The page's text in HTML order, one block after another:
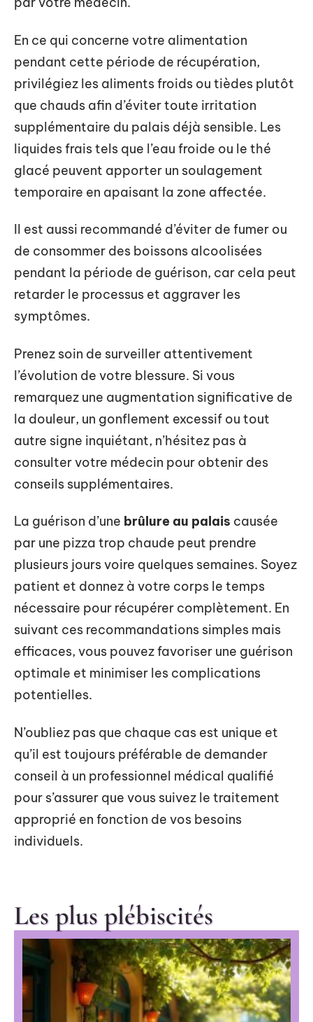
En ce qui concerne votre alimentation
pendant cette période de récupération,
privilégiez les aliments froids ou tièdes plutôt
que chauds afin d’éviter toute irritation
supplémentaire du palais déjà sensible. Les
liquides frais tels que l’eau froide ou le thé
glacé peuvent apporter un soulagement
temporaire en apaisant la zone affectée.
Il est aussi recommandé d’éviter de fumer ou
de consommer des boissons alcoolisées
pendant la période de guérison, car cela peut
retarder le processus et aggraver les
symptômes.
Prenez soin de surveiller attentivement
l’évolution de votre blessure. Si vous
remarquez une augmentation significative de
la douleur, un gonflement excessif ou tout
autre signe inquiétant, n’hésitez pas à
consulter votre médecin pour obtenir des
conseils supplémentaires.
La guérison d’une brûlure au palais causée
par une pizza trop chaude peut prendre
plusieurs jours voire quelques semaines. Soyez
patient et donnez à votre corps le temps
nécessaire pour récupérer complètement. En
suivant ces recommandations simples mais
efficaces, vous pouvez favoriser une guérison
optimale et minimiser les complications
potentielles.
N’oubliez pas que chaque cas est unique et
qu’il est toujours préférable de demander
conseil à un professionnel médical qualifié
pour s’assurer que vous suivez le traitement
approprié en fonction de vos besoins
individuels.
Les plus plébiscités